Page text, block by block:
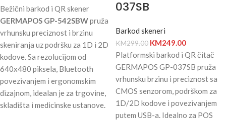
Bežični barkod i QR skener
GERMAPOS GP-542SBWpruža
vrhunsku preciznost i brzinu
skeniranja uz podršku za 1D i 2D
kodove. Sa rezolucijom od
640x480 piksela, Bluetooth
povezivanjem i ergonomskim
dizajnom, idealan je za trgovine,
skladišta i medicinske ustanove.
037SB
Barkod skeneri
KM299.00 KM249.00
Platformski barkod i QR čitač
GERMAPOS GP-037SB pruža
vrhunsku brzinu i preciznost sa
CMOS senzorom, podrškom za
1D/2D kodove i povezivanjem
putem USB-a. Idealno za POS